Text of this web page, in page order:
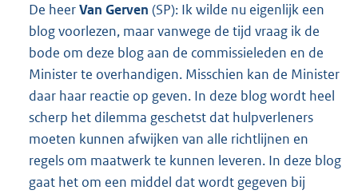
De heerVan Gerven (SP): Ik wilde nu eigenlijk een
blog voorlezen, maar vanwege de tijd vraag ik de
bode om deze blog aan de commissieleden en de
Minister te overhandigen. Misschien kan de Minister
daar haar reactie op geven. In deze blog wordt heel
scherp het dilemma geschetst dat hulpverleners
moeten kunnen afwijken van alle richtlijnen en
regels om maatwerk te kunnen leveren. In deze blog
gaat het om een middel dat wordt gegeven bij